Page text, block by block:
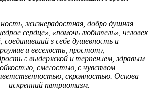
жизнерадостная, добро душная
сердце», «помочь любитель», человек
в себе душевность и
и веселость, простоту,
с выдержкой и терпением, здравым
смелостью, с чувством
скромностью. Основа
искренний патриотизм.